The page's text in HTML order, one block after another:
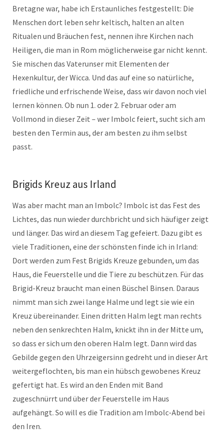
Bretagne war, habe ich Erstaunliches festgestellt: Die
Menschen dort leben sehr keltisch, halten an alten
Ritualen und Bräuchen fest, nennen ihre Kirchen nach
Heiligen, die man in Rom möglicherweise gar nicht kennt.
Sie mischen das Vaterunser mit Elementen der
Hexenkultur, der Wicca. Und das auf eine so natürliche,
friedliche und erfrischende Weise, dass wir davon noch viel
lernen können. Ob nun 1. oder 2. Februar oder am
Vollmond in dieser Zeit – wer Imbolc feiert, sucht sich am
besten den Termin aus, der am besten zu ihm selbst
passt.
Brigids Kreuz aus Irland
Was aber macht man an Imbolc? Imbolc ist das Fest des
Lichtes, das nun wieder durchbricht und sich häufiger zeigt
und länger. Das wird an diesem Tag gefeiert. Dazu gibt es
viele Traditionen, eine der schönsten finde ich in Irland:
Dort werden zum Fest Brigids Kreuze gebunden, um das
Haus, die Feuerstelle und die Tiere zu beschützen. Für das
Brigid-Kreuz braucht man einen Büschel Binsen. Daraus
nimmt man sich zwei lange Halme und legt sie wie ein
Kreuz übereinander. Einen dritten Halm legt man rechts
neben den senkrechten Halm, knickt ihn in der Mitte um,
so dass er sich um den oberen Halm legt. Dann wird das
Gebilde gegen den Uhrzeigersinn gedreht und in dieser Art
weitergeflochten, bis man ein hübsch gewobenes Kreuz
gefertigt hat. Es wird an den Enden mit Band
zugeschnürrt und über der Feuerstelle im Haus
aufgehängt. So will es die Tradition am Imbolc-Abend bei
den Iren.